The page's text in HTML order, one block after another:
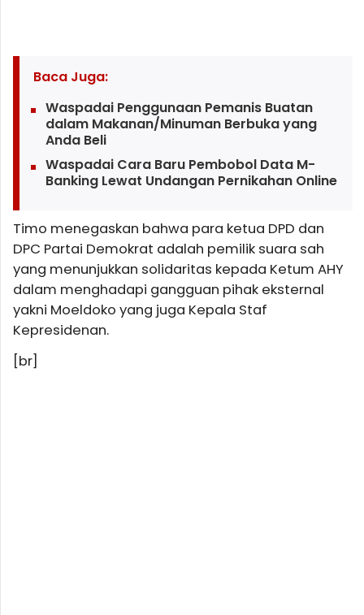
Baca Juga:
Waspadai Penggunaan Pemanis Buatan
dalam Makanan/Minuman Berbuka yang
Anda Beli
Waspadai Cara Baru Pembobol Data M-
Banking Lewat Undangan Pernikahan Online
Timo menegaskan bahwa para ketua DPD dan
DPC Partai Demokrat adalah pemilik suara sah
yang menunjukkan solidaritas kepada Ketum AHY
dalam menghadapi gangguan pihak eksternal
yakni Moeldoko yang juga Kepala Staf
Kepresidenan.
[br]